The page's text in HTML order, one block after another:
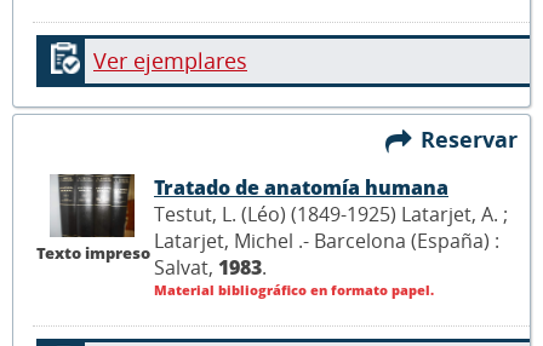
Ver ejemplares
Reservar
Texto impreso
Tratado de anatomía humana
Testut, L. (Léo) (1849-1925) Latarjet, A. ;
Latarjet, Michel .- Barcelona (España) :
Salvat, 1983.
Material bibliográfico en formato papel.